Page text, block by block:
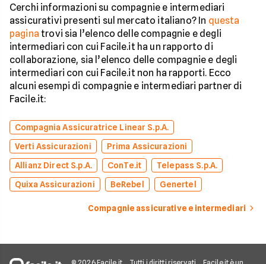
Cerchi informazioni su compagnie e intermediari
assicurativi presenti sul mercato italiano? In questa
pagina trovi sia l’elenco delle compagnie e degli
intermediari con cui Facile.it ha un rapporto di
collaborazione, sia l’elenco delle compagnie e degli
intermediari con cui Facile.it non ha rapporti. Ecco
alcuni esempi di compagnie e intermediari partner di
Facile.it:
Compagnia Assicuratrice Linear S.p.A.
Verti Assicurazioni
Prima Assicurazioni
Allianz Direct S.p.A.
ConTe.it
Telepass S.p.A.
Quixa Assicurazioni
BeRebel Genertel
Compagnie assicurative e intermediari